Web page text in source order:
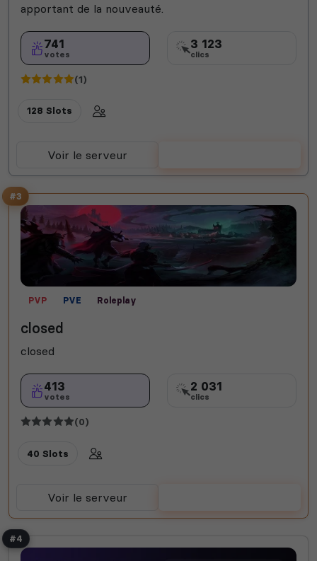
apportant de la nouveauté.
741
votes
3 123
clics
(1)
128 Slots
Voir le serveur
#3
PVP PVE Roleplay
closed
closed
413
votes
2 031
clics
(0)
40 Slots
Voir le serveur
#4